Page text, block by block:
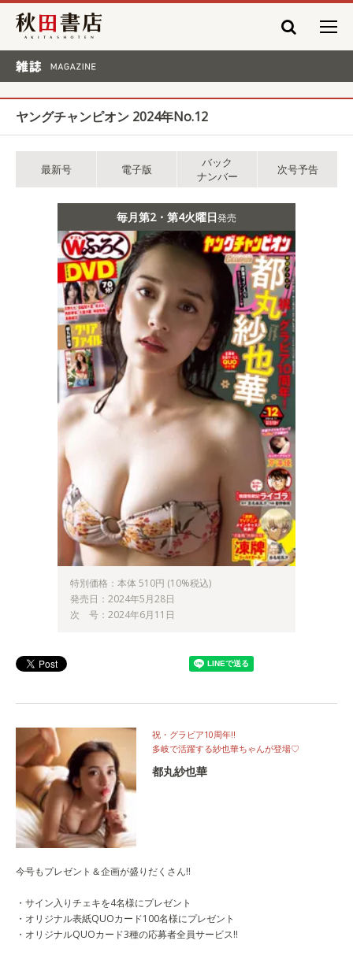
秋田書店
ヤングチャンピオン 2024年No.12
最新号 電子版
バック
ナンバー
次号予告
毎月第2・第4火曜日発売
特別価格：本体 510円 (10%税込)
発売日：2024年5月28日
次 号：2024年6月11日
祝・グラビア10周年!!
多岐で活躍する紗也華ちゃんが登場♡
都丸紗也華
今号もプレゼント＆企画が盛りだくさん!!
・サイン入りチェキを4名様にプレゼント
・オリジナル表紙QUOカード100名様にプレゼント
・オリジナルQUOカード3種の応募者全員サービス‼